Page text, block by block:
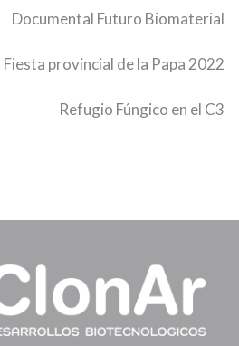
Documental Futuro Biomaterial
Fiesta provincial de la Papa 2022
Refugio Fúngico en el C3